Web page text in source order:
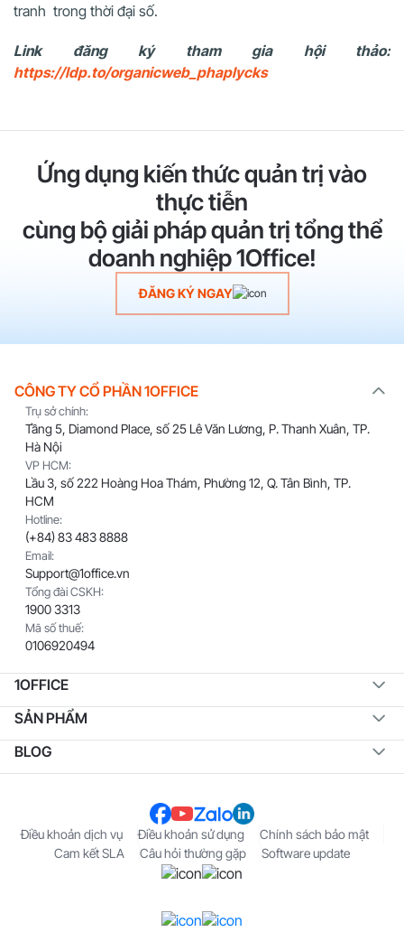
tranh trong thời đại số.
Link đăng ký tham gia hội thảo:
https://ldp.to/organicweb_phaplycks
Ứng dụng kiến thức quản trị vào
thực tiễn
cùng bộ giải pháp quản trị tổng thể
doanh nghiệp 1Office!
ĐĂNG KÝ NGAY
CÔNG TY CỔ PHẦN 1OFFICE
Trụ sở chính:
Tầng 5, Diamond Place, số 25 Lê Văn Lương, P. Thanh Xuân, TP.
Hà Nội
VP HCM:
Lầu 3, số 222 Hoàng Hoa Thám, Phường 12, Q. Tân Bình, TP.
HCM
Hotline:
(+84) 83 483 8888
Email:
Support@1office.vn
Tổng đài CSKH:
1900 3313
Mã số thuế:
0106920494
1OFFICE
SẢN PHẨM
BLOG
Điều khoản dịch vụ Điều khoản sử dụng
Chính sách bảo mật
Cam kết SLA
Câu hỏi thường gặp Software update